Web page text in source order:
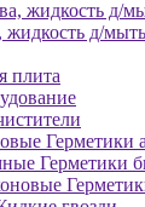
жидкость д/
плита
Герметики
Герметики